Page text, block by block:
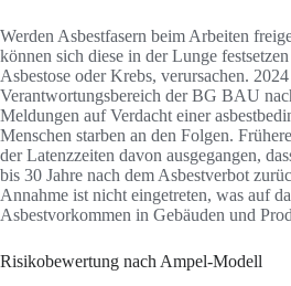
Werden Asbestfasern beim Arbeiten
können sich diese in der Lunge
Asbestose oder Krebs, verursachen.
Verantwortungsbereich der BG BAU
Meldungen auf Verdacht einer
Menschen starben an den Folgen.
der Latenzzeiten davon ausgegangen,
bis 30 Jahre nach dem Asbestverbot
Annahme ist nicht eingetreten, was auf
Asbestvorkommen in Gebäuden und
Risikobewertung nach Ampel-Modell